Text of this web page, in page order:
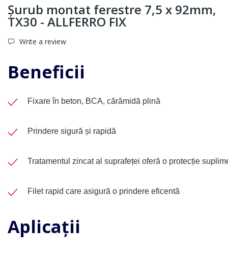
Șurub montat ferestre 7,5 x 92mm,
TX30 - ALLFERRO FIX
Write a review
Beneficii
Fixare în beton, BCA, cărămidă plină
Prindere sigură și rapidă
Tratamentul zincat al suprafeței oferă o protecție
Filet rapid care asigură o prindere eficentă
Aplicații